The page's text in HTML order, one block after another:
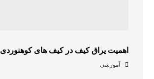
اهمیت یراق کیف در کیف های کوهنوردی
آموزشی